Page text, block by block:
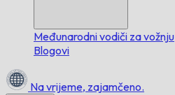
Međunarodni vodiči za vožnju
Blogovi
Na vrijeme, zajamčeno.